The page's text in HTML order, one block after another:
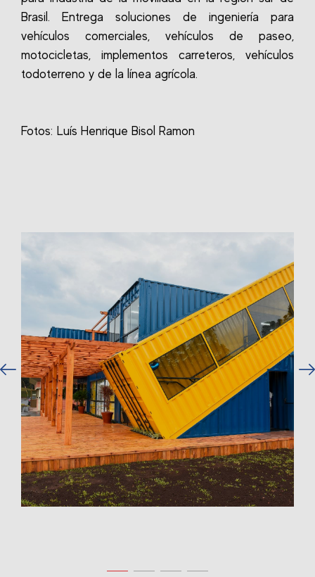
Brasil. Entrega soluciones de ingeniería para
vehículos comerciales, vehículos de paseo,
motocicletas, implementos carreteros, vehículos
todoterreno y de la línea agrícola.
Fotos: Luís Henrique Bisol Ramon